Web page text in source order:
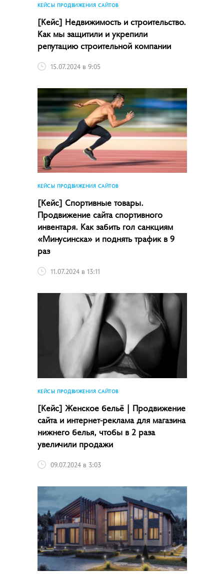
КЕЙСЫ ПРОДВИЖЕНИЯ САЙТОВ
[Кейс] Недвижимость и строительство.
Как мы защитили и укрепили
репутацию строительной компании
15.07.2024 в 9:05
КЕЙСЫ ПРОДВИЖЕНИЯ САЙТОВ
[Кейс] Спортивные товары.
Продвижение сайта спортивного
инвентаря. Как забить гол санкциям
«Минусинска» и поднять трафик в 9
раз
11.07.2024 в 13:11
КЕЙСЫ ПРОДВИЖЕНИЯ САЙТОВ
[Кейс] Женское бельё | Продвижение
сайта и интернет-реклама для магазина
нижнего белья, чтобы в 2 раза
увеличили продажи
09.07.2024 в 3:03